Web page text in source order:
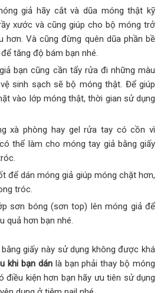
giả hãy cắt và dũa móng thật kỹ
xước và cũng giúp cho bộ móng trở
hơn. Và cũng đừng quên dũa phần bề
tăng độ bám bạn nhé.
bạn cũng cần tẩy rửa đi những màu
sinh sạch sẽ bộ móng thật. Để giúp
vào lớp móng thật, thời gian sử dụng
xà phòng hay gel rửa tay có cồn vì
thể làm cho móng tay giả bằng giấy
để dán móng giả giúp móng chặt hơn,
tróc.
sơn bóng (sơn top) lên móng giả để
quả hơn bạn nhé.
giấy này sử dụng không được khá
khi bạn dánlà bạn phải thay bộ móng
điều kiện hơn bạn hãy ưu tiên sử dụng